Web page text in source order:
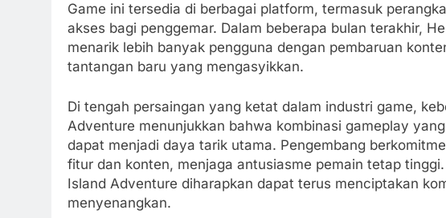
Game ini tersedia di berbagai platform, termasuk
akses bagi penggemar. Dalam beberapa bulan terakhir,
menarik lebih banyak pengguna dengan pembaruan
tantangan baru yang mengasyikkan.
Di tengah persaingan yang ketat dalam industri game,
Adventure menunjukkan bahwa kombinasi gameplay
dapat menjadi daya tarik utama. Pengembang
fitur dan konten, menjaga antusiasme pemain tetap
Island Adventure diharapkan dapat terus menciptakan
menyenangkan.